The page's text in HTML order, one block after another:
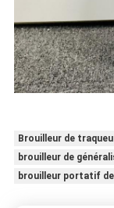
Brouilleur de
brouilleur de
brouilleur portatif